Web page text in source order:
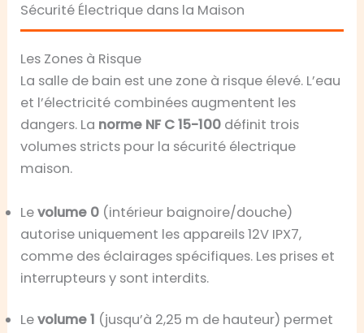
Sécurité Électrique dans la Maison
Les Zones à Risque
La salle de bain est une zone à risque élevé. L’eau
et l’électricité combinées augmentent les
dangers. La norme NF C 15-100 définit trois
volumes stricts pour la sécurité électrique
maison.
Levolume 0 (intérieur baignoire/douche)
autorise uniquement les appareils 12V IPX7,
comme des éclairages spécifiques. Les prises et
interrupteurs y sont interdits.
Levolume 1 (jusqu’à 2,25 m de hauteur) permet